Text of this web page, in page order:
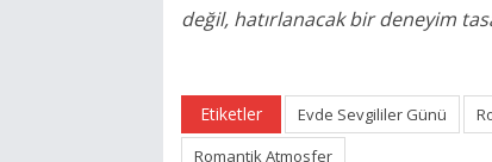
değil, hatırlanacak bir deneyim
Etiketler Evde Sevgililer Günü
Romantik Atmosfer